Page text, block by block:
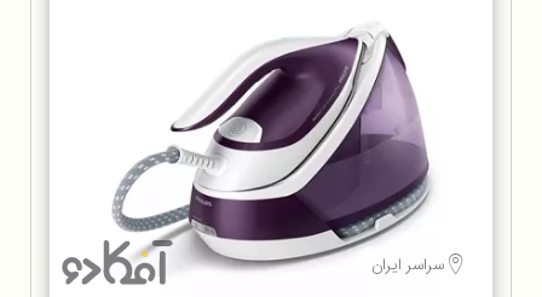
سراسر ایران